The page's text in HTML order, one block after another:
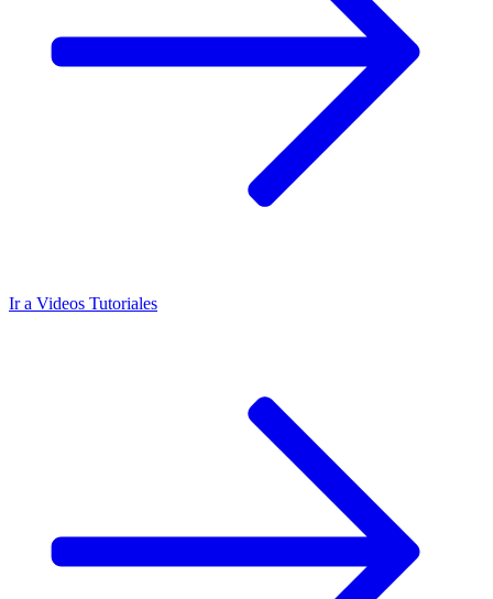
Ir a Videos Tutoriales